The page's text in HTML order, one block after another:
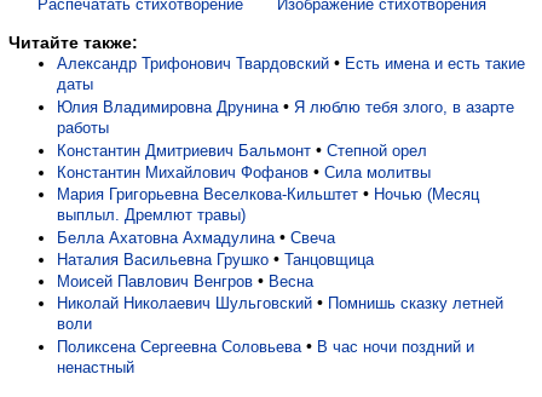
Распечатать стихотворение Изображение стихотворения
Читайте также:
Александр Трифонович Твардовский • Есть имена и есть такие
даты
Юлия Владимировна Друнина • Я люблю тебя злого, в азарте
работы
Константин Дмитриевич Бальмонт • Степной орел
Константин Михайлович Фофанов • Сила молитвы
Мария Григорьевна Веселкова-Кильштет • Ночью (Месяц
выплыл. Дремлют травы)
Белла Ахатовна Ахмадулина • Свеча
Наталия Васильевна Грушко • Танцовщица
Моисей Павлович Венгров • Весна
Николай Николаевич Шульговский • Помнишь сказку летней
воли
Поликсена Сергеевна Соловьева • В час ночи поздний и
ненастный